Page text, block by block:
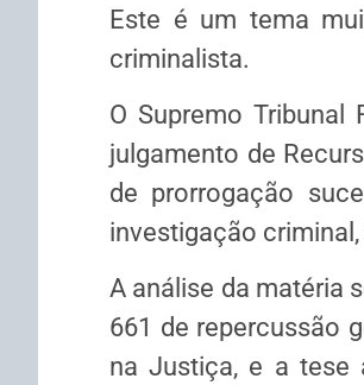
Este é um tema
criminalista.
O Supremo Tribunal
julgamento de
de prorrogação
investigação
A análise da matéria
661 de repercussão
na Justiça, e a tese